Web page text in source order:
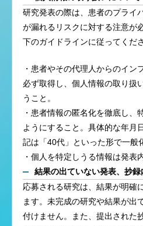
研究発表の際は、患者のプライ
が漏れるリスクに対する注意が
下のガイドラインに従ってくださ
・患者やその代理人からのイン
必ず取得し、個人情報の取り扱
うこと。
・患者情報の匿名化を徹底し、
ようにすること。具体的な年月
記は「40代」といった形で一般
・個人を特定しうる情報は発表
結果の出ていない発表、抄
応募される研究は、結果が明確
ます。未完成の研究や結果が出
付けません。また、提出された